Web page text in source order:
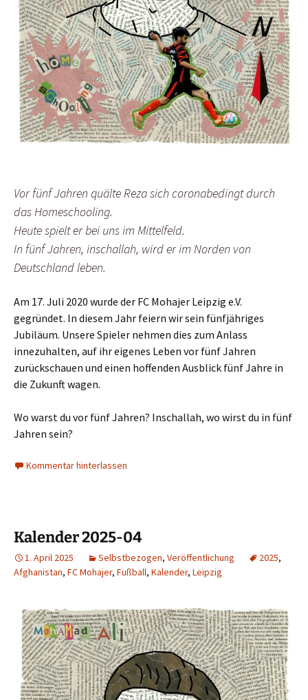
Vor fünf Jahren quälte Reza sich coronabedingt durch
das Homeschooling.
Heute spielt er bei uns im Mittelfeld.
In fünf Jahren, inschallah, wird er im Norden von
Deutschland leben.
Am 17. Juli 2020 wurde der FC Mohajer Leipzig e.V.
gegründet. In diesem Jahr feiern wir sein fünfjähriges
Jubiläum. Unsere Spieler nehmen dies zum Anlass
innezuhalten, auf ihr eigenes Leben vor fünf Jahren
zurückschauen und einen hoffenden Ausblick fünf Jahre in
die Zukunft wagen.
Wo warst du vor fünf Jahren? Inschallah, wo wirst du in fünf
Jahren sein?
Kommentar hinterlassen
Kalender 2025-04
1. April 2025 Selbstbezogen, Veröffentlichung 2025,
Afghanistan, FC Mohajer, Fußball, Kalender, Leipzig